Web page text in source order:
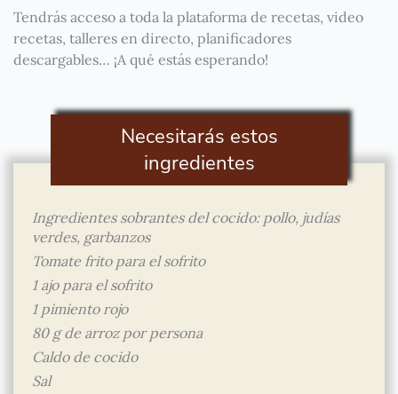
Tendrás acceso a toda la plataforma de recetas, video
recetas, talleres en directo, planificadores
descargables… ¡A qué estás esperando!
Necesitarás estos
ingredientes
Ingredientes sobrantes del cocido: pollo, judías
verdes, garbanzos
Tomate frito para el sofrito
1 ajo para el sofrito
1 pimiento rojo
80 g de arroz por persona
Caldo de cocido
Sal